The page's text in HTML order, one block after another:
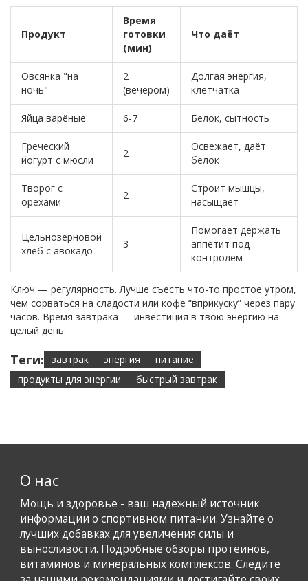
Продукт
Время
готовки
(мин)
Что даёт
Овсянка "на
ночь"
2
(вечером)
Долгая энергия,
клетчатка
Яйца варёные 6-7 Белок, сытность
Греческий
йогурт с мюсли
2
Освежает, даёт
белок
Творог с
орехами
2
Строит мышцы,
насыщает
Цельнозерновой
хлеб с авокадо
3
Помогает держать
аппетит под
контролем
Ключ — регулярность. Лучше съесть что-то простое утром,
чем сорваться на сладости или кофе “вприкуску” через пару
часов. Время завтрака — инвестиция в твою энергию на
целый день.
Теги: завтрак энергия
питание
продукты для энергии
быстрый завтрак
О нас
Мощь и здоровье - ваш надежный источник
информации о спортивном питании. Узнайте о
лучших добавках для увеличения силы и
выносливости. Подробные обзоры протеинов,
витаминов и минеральных комплексов. Следите